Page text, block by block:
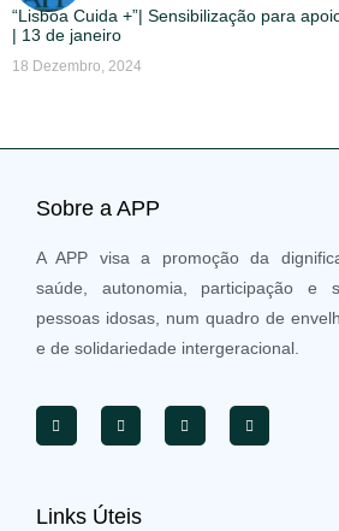
“Lisboa Cuida +”| Sensibilização para
| 13 de janeiro
18 Dezembro, 2024
Sobre a APP
A APP visa a promoção da
saúde, autonomia, participação e
pessoas idosas, num quadro de
e de solidariedade intergeracional.
Links Úteis